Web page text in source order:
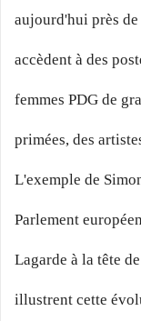
aujourd'hui près
accèdent à des
femmes PDG de
primées, des
L'exemple de
Parlement
Lagarde à la tête
illustrent cette